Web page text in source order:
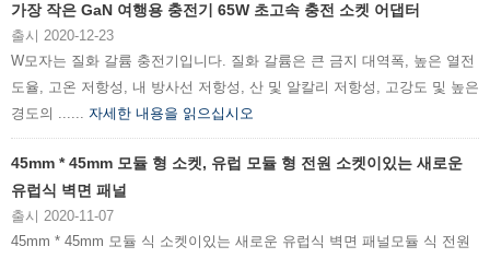
가장 작은 GaN 여행용 충전기 65W 초고속 충전 소켓 어댑터
출시 2020-12-23
W모자는 질화 갈륨 충전기입니다. 질화 갈륨은 큰 금지 대역폭, 높은 열전
도율, 고온 저항성, 내 방사선 저항성, 산 및 알칼리 저항성, 고강도 및 높은
경도의 ...... 자세한 내용을 읽으십시오
45mm * 45mm 모듈 형 소켓, 유럽 모듈 형 전원 소켓이있는 새로운
유럽식 벽면 패널
출시 2020-11-07
45mm * 45mm 모듈 식 소켓이있는 새로운 유럽식 벽면 패널모듈 식 전원